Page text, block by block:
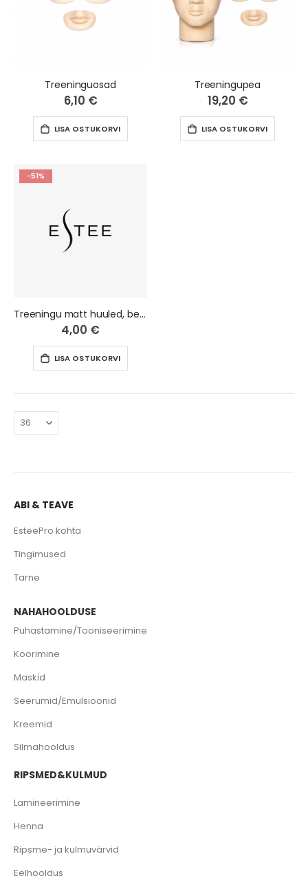
Treeninguosad
6,10 €
LISA OSTUKORVI
Treeningupea
19,20 €
LISA OSTUKORVI
-51%
Treeningu matt huuled, beež
4,00 €
LISA OSTUKORVI
ABI & TEAVE
EsteePro kohta
Tingimused
Tarne
NAHAHOOLDUSE
Puhastamine/Tooniseerimine
Koorimine
Maskid
Seerumid/Emulsioonid
Kreemid
Silmahooldus
RIPSMED&KULMUD
Lamineerimine
Henna
Ripsme- ja kulmuvärvid
Eelhooldus